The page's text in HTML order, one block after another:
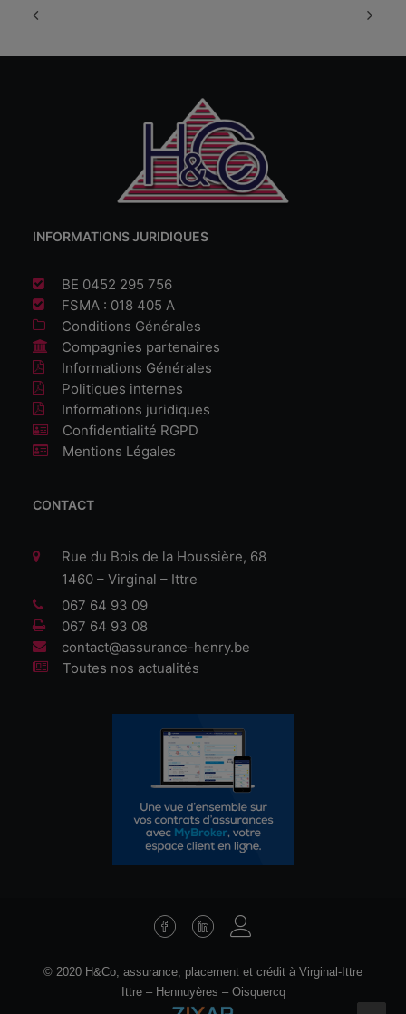
INFORMATIONS JURIDIQUES
BE 0452 295 756
FSMA : 018 405 A
Conditions Générales
Compagnies partenaires
Informations Générales
Politiques internes
Informations juridiques
Confidentialité RGPD
Mentions Légales
CONTACT
Rue du Bois de la Houssière, 68
1460 – Virginal – Ittre
067 64 93 09
067 64 93 08
contact@assurance-henry.be
Toutes nos actualités
© 2020 H&Co, assurance, placement et crédit à Virginal-Ittre
Ittre– Hennuyères – Oisquercq